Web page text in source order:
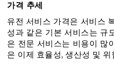
가격 추세
유전 서비스 가격은 서비스
성과 같은 기본 서비스는 규
은 전문 서비스는 비용이 많
은 이제 효율성, 생산성 및